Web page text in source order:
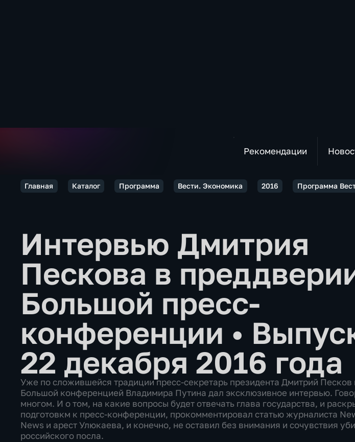
Рекомендации
Главная Каталог Программа Вести. Экономика 2016 Программа
Интервью Дмитрия
Пескова в
Большой пресс-
конференции •
22 декабря 2016 года
Уже по сложившейся традиции пресс-секретарь президента Дмитрий Песков
Большой конференцией Владимира Путина дал эксклюзивное интервью.
многом. И о том, на какие вопросы будет отвечать глава государства, и
подготовкм к пресс-конференции, прокомментировал статью журналиста
News и арест Улюкаева, и конечно, не оставил без внимания и сочувствия
российского посла.